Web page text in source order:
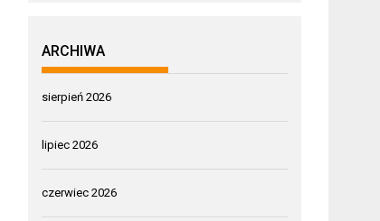
ARCHIWA
sierpień 2026
lipiec 2026
czerwiec 2026